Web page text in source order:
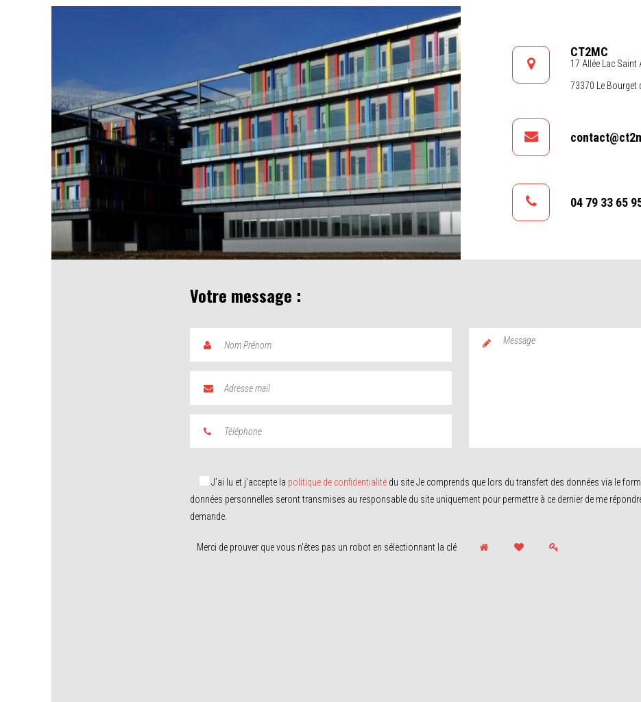
CT2MC
17 Allée Lac Saint
73370 Le Bourget
04 79 33 65
Votre message :
J’ai lu et j’accepte la politique de confidentialité du site Je comprends que lors du transfert des données via le
données personnelles seront transmises au responsable du site uniquement pour permettre à ce dernier de me
demande.
Merci de prouver que vous n'êtes pas un robot en sélectionnant la clé
VOTRE PROBLÉMATIQUE
COMPOSITES
systèmes et de procédés associés utilisant les
ROBOTIQUE